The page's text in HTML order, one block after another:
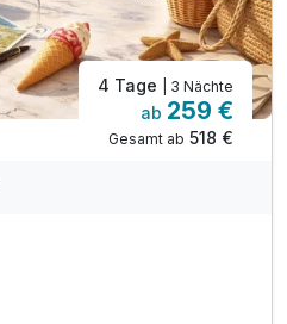
4 Tage | 3 Nächte
ab 259 €
Gesamt ab 518 €